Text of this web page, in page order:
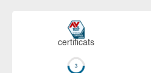
certi­ficats